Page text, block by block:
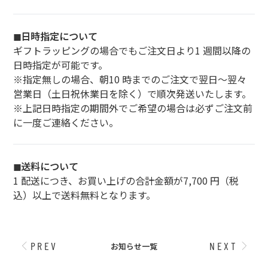
◼︎日時指定について
ギフトラッピングの場合でもご注文日より1 週間以降の
日時指定が可能です。
※指定無しの場合、朝10 時までのご注文で翌日～翌々
営業日（土日祝休業日を除く）で順次発送いたします。
※上記日時指定の期間外でご希望の場合は必ずご注文前
に一度ご連絡ください。
◼︎送料について
1 配送につき、お買い上げの合計金額が7,700 円（税
込）以上で送料無料となります。
PREV お知らせ一覧 NEXT